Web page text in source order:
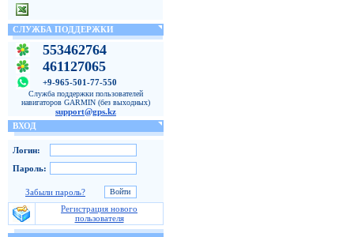
СЛУЖБА ПОДДЕРЖКИ
553462764
461127065
+9-965-501-77-550
Служба поддержки пользователей
навигаторов GARMIN (без выходных)
support@gps.kz
ВХОД
Логин:
Пароль:
Забыли пароль?
Регистрация нового
пользователя